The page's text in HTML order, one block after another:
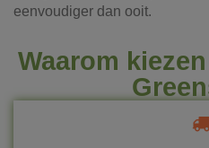
eenvoudiger dan ooit.
Waarom